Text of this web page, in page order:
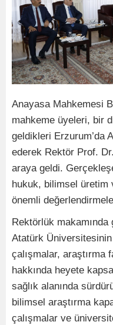
Anayasa Mahkemesi
mahkeme üyeleri, bir
geldikleri Erzurum’da
ederek Rektör Prof.
araya geldi.
hukuk, bilimsel üretim
önemli
Rektörlük
Atatürk
çalışmalar,
hakkında heyete
sağlık alanında
bilimsel araştırma
çalışmalar ve